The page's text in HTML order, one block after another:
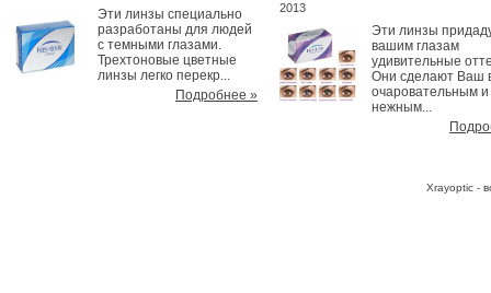
Эти линзы специально
разработаны для людей
с темными глазами.
Трехтоновые цветные
линзы легко перекр...
Подробнее »
2013
Эти линзы
вашим глазам
удивительные
Они сделают Ваш
очаровательным и
нежным...
Хrayoptic -